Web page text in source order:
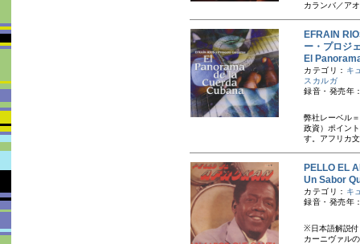
カランバ／ア
EFRAIN
ー・プロジ
El
カテゴリ： キ
スカルガ
録音・発売年
弊社レーベル
政資）ポイン
す。 アフリカ
PELLO EL
Un Sabor
カテゴリ： キ
録音・発売年
※日本語解説付
カーニヴァル